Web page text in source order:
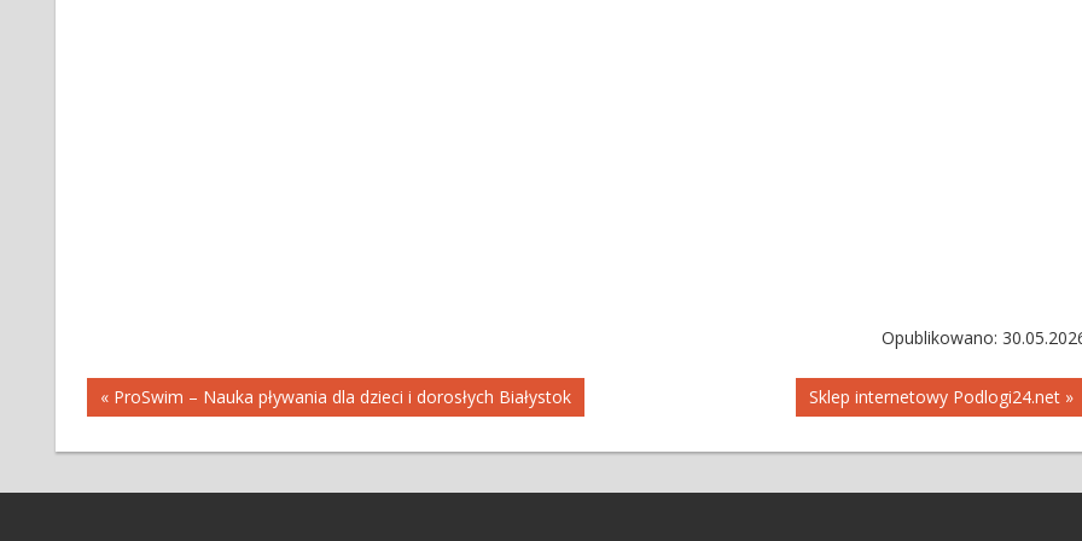
Opublikowano:
Nawigacja
wpisu
« ProSwim – Nauka pływania dla dzieci i dorosłych Białystok Sklep internetowy Podlogi24.net »